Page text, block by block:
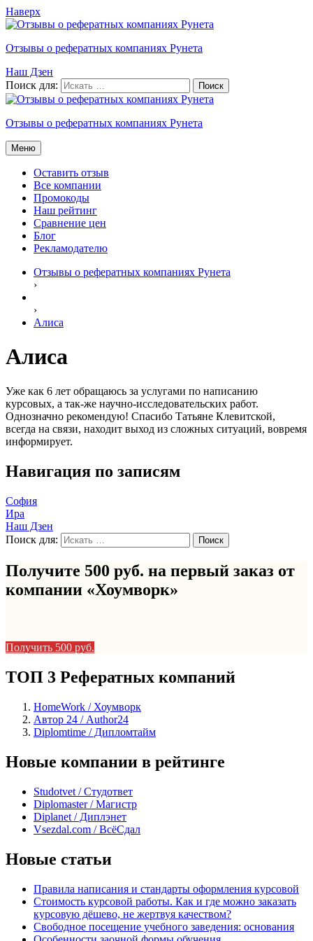
Наверх
Отзывы о рефератных компаниях Рунета
Наш Дзен
Поиск для:
Отзывы о рефератных компаниях Рунета
Меню
Оставить отзыв
Все компании
Промокоды
Наш рейтинг
Сравнение цен
Блог
Рекламодателю
Отзывы о рефератных компаниях Рунета
›
›
Алиса
Алиса
Уже как 6 лет обращаюсь за услугами по написанию
курсовых, а так-же научно-исследовательских работ.
Однозначно рекомендую! Спасибо Татьяне Клевитской,
всегда на связи, находит выход из сложных ситуаций, вовремя
информирует.
Навигация по записям
София
Ира
Наш Дзен
Поиск для:
Получите 500 руб. на первый заказ от
компании «Хоумворк»
Получить 500 руб.
ТОП 3 Рефератных компаний
HomeWork / Хоумворк
Автор 24 / Author24
Diplomtime / Дипломтайм
Новые компании в рейтинге
Studotvet / Студответ
Diplomaster / Магистр
Diplanet / Диплэнет
Vsezdal.com / ВсёСдал
Новые статьи
Правила написания и стандарты оформления курсовой
Стоимость курсовой работы. Как и где можно заказать
курсовую дёшево, не жертвуя качеством?
Свободное посещение учебного заведения: основания